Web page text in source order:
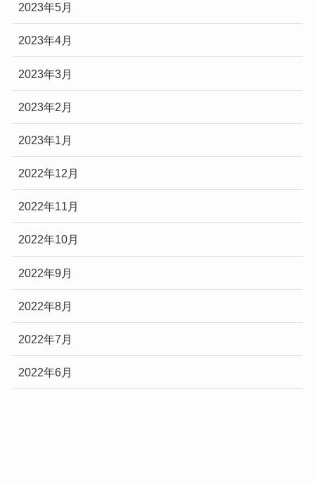
2023年5月
2023年4月
2023年3月
2023年2月
2023年1月
2022年12月
2022年11月
2022年10月
2022年9月
2022年8月
2022年7月
2022年6月